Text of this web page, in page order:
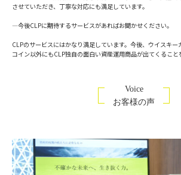
させていただき、丁寧な対応にも満足しています。
―今後CLPに期待するサービスがあればお聞かせください。
CLPのサービスにはかなり満足しています。今後、ウイスキー
コイン以外にもCLP独自の面白い資産運用商品が出てくること
Voice
お客様の声